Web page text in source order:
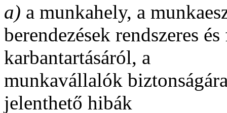
a) a munkahely, a
berendezések rendszeres
karbantartásáról, a
munkavállalók
jelenthető hibák